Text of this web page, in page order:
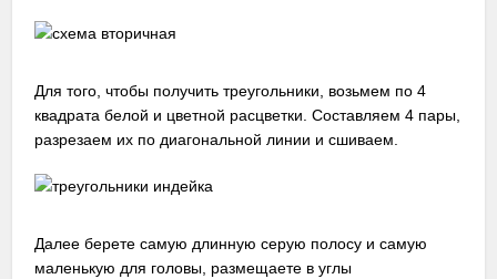
Для того, чтобы получить треугольники, возьмем по 4
квадрата белой и цветной расцветки. Составляем 4 пары,
разрезаем их по диагональной линии и сшиваем.
Далее берете самую длинную серую полосу и самую
маленькую для головы, размещаете в углы